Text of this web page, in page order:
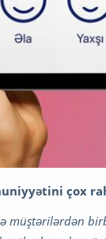
çox
müştərilərdən